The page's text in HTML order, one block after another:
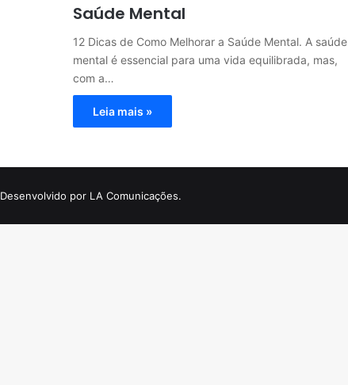
Saúde Mental
12 Dicas de Como Melhorar a Saúde Mental. A saúde
mental é essencial para uma vida equilibrada, mas,
com a…
Leia mais »
Desenvolvido por LA Comunicações.